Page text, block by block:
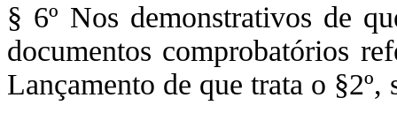
§ 6º Nos demonstrativos de
documentos comprobatórios
Lançamento de que trata o §2º,